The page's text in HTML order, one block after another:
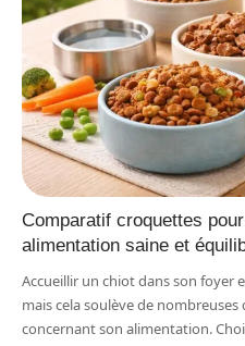
Comparatif croquettes
alimentation saine et
Accueillir un chiot dans son foyer
mais cela soulève de
concernant son alimentation.